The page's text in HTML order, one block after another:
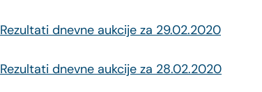
Rezultati dnevne aukcije za 29.02.2020
Rezultati dnevne aukcije za 28.02.2020